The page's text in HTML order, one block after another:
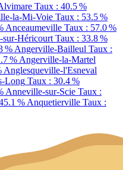
Taux : 40.5 %
la-Mi-Voie Taux : 53.5 %
Anceaumeville Taux : 57.0 %
Héricourt Taux : 33.8 %
% Angerville-Bailleul Taux :
% Angerville-la-Martel
Anglesqueville-l'Esneval
Long Taux : 30.4 %
Anneville-sur-Scie Taux :
% Anquetierville Taux :